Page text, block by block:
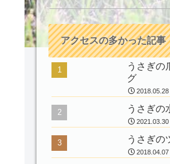
アクセスの多かった記事
うさぎの
グ
2018.05.28
うさぎの
2021.03.30
うさぎの
2018.04.07